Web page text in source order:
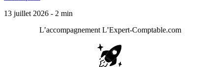
13 juillet 2026 - 2 min
L’accompagnement L’Expert-Comptable.com